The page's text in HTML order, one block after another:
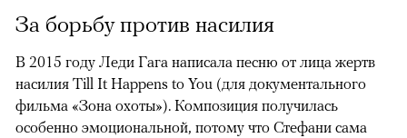
За борьбу против насилия
В 2015 году Леди Гага написала песню от лица жертв
насилия Till It Happens to You (для документального
фильма «Зона охоты»). Композиция получилась
особенно эмоциональной, потому что Стефани сама